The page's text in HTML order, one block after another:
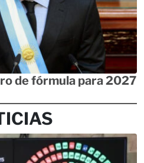
de fórmula para 2027